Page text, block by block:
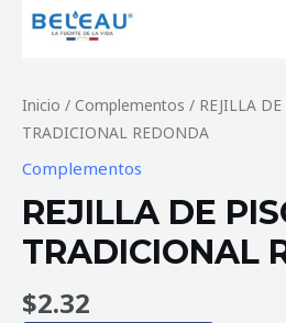
Inicio / Complementos / REJILLA
TRADICIONAL REDONDA
Complementos
REJILLA DE
TRADICIONAL
$2.32